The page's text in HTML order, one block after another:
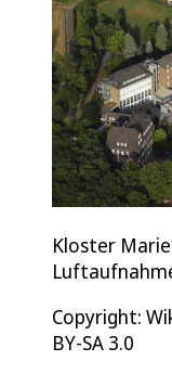
Kloster
Copyright:
BY-SA 3.0